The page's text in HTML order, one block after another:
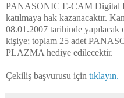
PANASONIC E-CAM Digital
katılmaya hak kazanacaktır.
08.01.2007 tarihinde yapılacak
kişiye; toplam 25 adet
PLAZMA hediye edilecektir.
Çekiliş başvurusu için tıklayın.